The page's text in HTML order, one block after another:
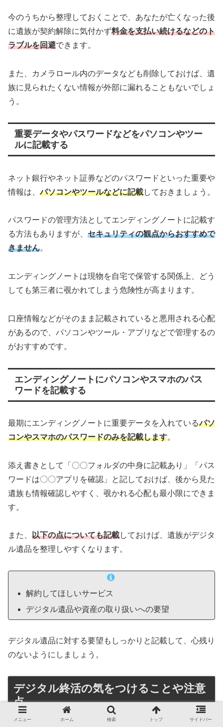
今のうちから整理しておくことで、あなたが亡くなった後
に遺族が契約解除に気付かず料金を支払い続けるなどのト
ラブルを回避できます。
また、カメラロール内のデータなども削除しておけば、遺
族に見られたくない情報が外部に漏れることもないでしょ
う。
重要データやパスワードなどをパソコンやツー
ルに記載する
ネット銀行やネット証券などのパスワードといった重要や
情報は、パソコンやツールなどに記載しておきましょう。
パスワードの管理方法としてエンディングノートに記載す
る方法もありますが、 セキュリティの観点からおすすめで
きません。
エンディングノートは現物を自宅で保管する関係上、どう
しても第三者に覗かれてしまう危険性が高まります。
口座情報などがそのまま記載されていると悪用される心配
があるので、パソコンやツール・アプリなどで管理するの
がおすすめです。
エンディングノートにパソコンやスマホのパス
ワードを記載する
最期にエンディングノートに重要データを入れているパソ
コンやスマホのパスワードのみを記載します。
添え書きとして「〇〇フォルダの中身に記載あり」「パス
ワードは〇〇アプリを確認」と記しておけば、後から見た
遺族も情報確認しやすく、覗かれる心配も最小限にできま
す。
また、 以下の点についても記載しておけば、遺族がデジタ
ル遺品を整理しやすくなります。
解約してほしいサービス
デジタル遺品や資産の取り扱いへの要望
デジタル遺品に対する要望もしっかりと記載して、心残り
のないようにしましょう。
デジタル終活の気をつけることや注意
点
メニュー ホーム 検索 トップ サイドバー